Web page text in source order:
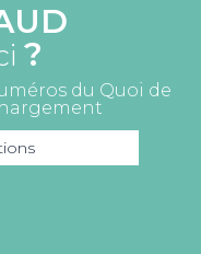
?
du Quoi de